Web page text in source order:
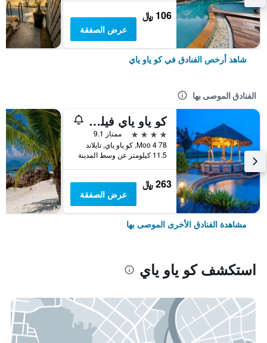
106 ﷼
عرض الصفقة
شاهد أرخص الفنادق في كو ياو ياي
الفنادق الموصى بها
كو ياو ياي فيليدج
4 نجوم
ممتاز 9.1
78 Moo 4, كو ياو ياي, تايلاند
11.5 كيلومتر عن وسط المدينة
263 ﷼
عرض الصفقة
مشاهدة الفنادق الأخرى الموصى بها
استكشف كو ياو ياي